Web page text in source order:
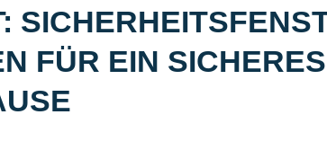
FÜR EIN SICHERES